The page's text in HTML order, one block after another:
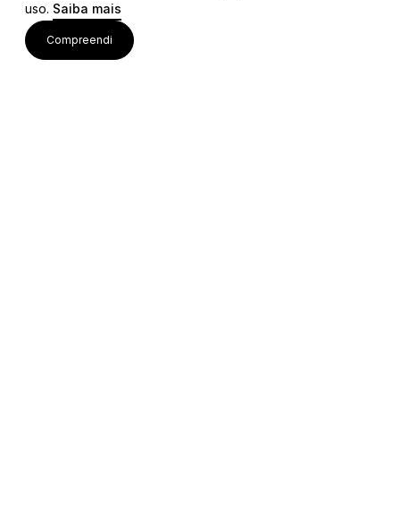
uso. Saiba mais
Compreendi
Links
Ligações Úteis
Contactos